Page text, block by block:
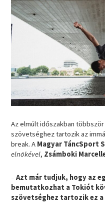
Az elmúlt időszakban
szövetséghez tartozik az
break. A Magyar TáncSport
elnökével, Zsámboki
–Azt már tudjuk, hogy az
bemutatkozhat a Tokiót
szövetséghez tartozik ez a